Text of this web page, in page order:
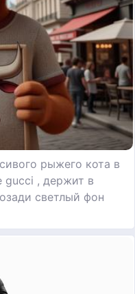
рыжего кота в
gucci , держит в
светлый фон